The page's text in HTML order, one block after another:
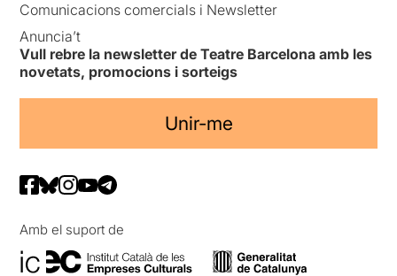
Comunicacions comercials i Newsletter
Anuncia’t
Vull rebre la newsletter de Teatre Barcelona amb les
novetats, promocions i sorteigs
Unir-me
Amb el suport de